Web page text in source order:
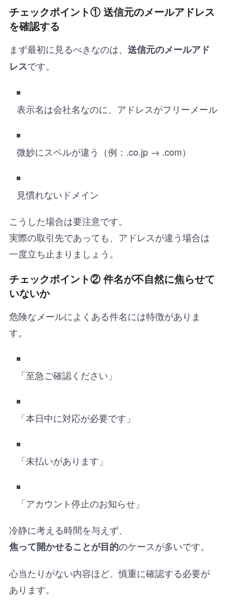
チェックポイント① 送信元のメールアドレス
を確認する
まず最初に見るべきなのは、 送信元のメールアド
レスです。
表示名は会社名なのに、アドレスがフリーメール
微妙にスペルが違う（例：.co.jp → .com）
見慣れないドメイン
こうした場合は要注意です。
実際の取引先であっても、アドレスが違う場合は
一度立ち止まりましょう。
チェックポイント② 件名が不自然に焦らせて
いないか
危険なメールによくある件名には特徴がありま
す。
「至急ご確認ください」
「本日中に対応が必要です」
「未払いがあります」
「アカウント停止のお知らせ」
冷静に考える時間を与えず、
焦って開かせることが目的のケースが多いです。
心当たりがない内容ほど、慎重に確認する必要が
あります。